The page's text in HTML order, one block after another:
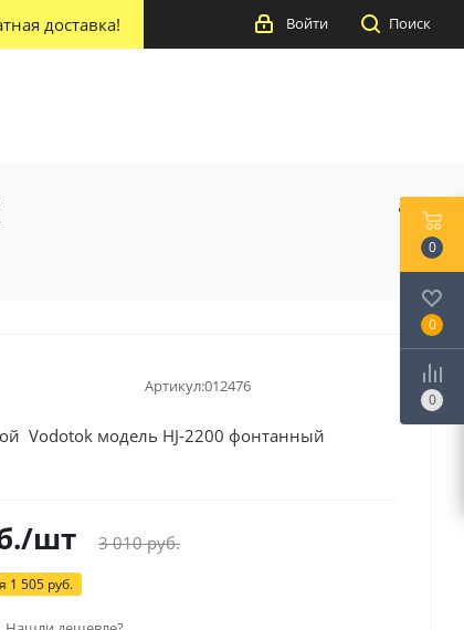
доставка! Поиск
Войти
Артикул:012476
Vodotok модель HJ-2200 фонтанный
/шт 3 010руб.
1 505 руб.
0
0
0